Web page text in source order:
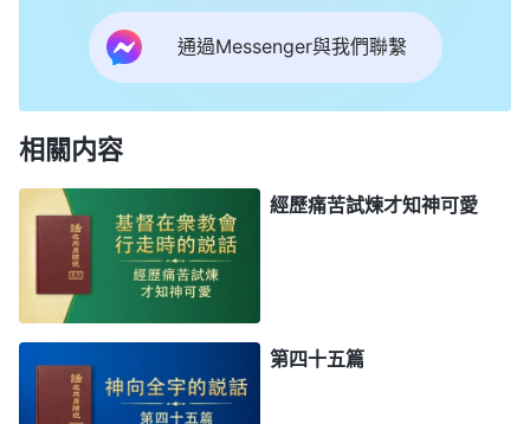
通過Messenger與我們聯繫
相關内容
經歷痛苦試煉才知神可愛
第四十五篇